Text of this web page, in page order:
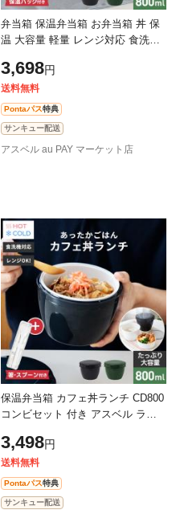
弁当箱 保温弁当箱 お弁当箱 丼 保
温 大容量 軽量 レンジ対応 食洗器
ランチジャー 女子 男子 女性 男
3,698円
送料無料
Pontaパス特典
サンキュー配送
アスベル au PAY マーケット店
保温弁当箱 カフェ丼ランチ CD800
コンビセット 付き アスベル ラン
子 男子 女性 男性 おしゃれ 抗菌
3,498円
送料無料
Pontaパス特典
サンキュー配送